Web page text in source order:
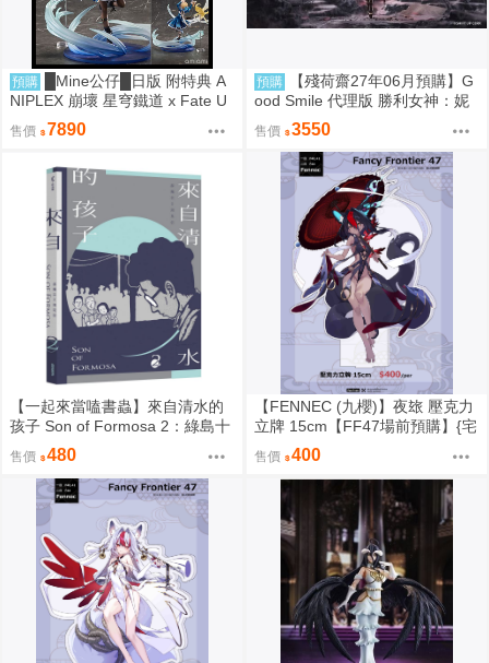
預購
█Mine公仔█日版 附特典 A
NIPLEX 崩壞 星穹鐵道 x Fate U
BW 無限劍制 Saber 1/7 PVC
售價 7890
預購
【殘荷齋27年06月預購】G
ood Smile 代理版 勝利女神：妮
姬 紅蓮：暗影 Hyper Body 可動
0917
售價 3550
【一起來當嗑書蟲】來自清水的
孩子 Son of Formosa 2：綠島十
年
售價 480
【FENNEC (九櫻)】夜玈 壓克力
立牌 15cm【FF47場前預購】{宅
即門}
售價 400